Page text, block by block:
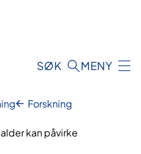
SØK MENY
Forskning
kan påvirke